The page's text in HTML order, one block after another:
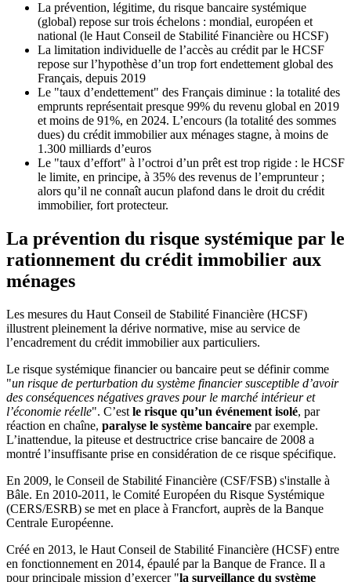
La prévention, légitime, du risque bancaire systémique
(global) repose sur trois échelons : mondial, européen et
national (le Haut Conseil de Stabilité Financière ou HCSF)
La limitation individuelle de l’accès au crédit par le HCSF
repose sur l’hypothèse d’un trop fort endettement global des
Français, depuis 2019
Le "taux d’endettement" des Français diminue : la totalité des
emprunts représentait presque 99% du revenu global en 2019
et moins de 91%, en 2024. L’encours (la totalité des sommes
dues) du crédit immobilier aux ménages stagne, à moins de
1.300 milliards d’euros
Le "taux d’effort" à l’octroi d’un prêt est trop rigide : le HCSF
le limite, en principe, à 35% des revenus de l’emprunteur ;
alors qu’il ne connaît aucun plafond dans le droit du crédit
immobilier, fort protecteur.
La prévention du risque systémique par le
rationnement du crédit immobilier aux
ménages
Les mesures du Haut Conseil de Stabilité Financière (HCSF)
illustrent pleinement la dérive normative, mise au service de
l’encadrement du crédit immobilier aux particuliers.
Le risque systémique financier ou bancaire peut se définir comme
"un risque de perturbation du système financier susceptible d’avoir
des conséquences négatives graves pour le marché intérieur et
l’économie réelle". C’est le risque qu’un événement isolé, par
réaction en chaîne, paralyse le système bancaire par exemple.
L’inattendue, la piteuse et destructrice crise bancaire de 2008 a
montré l’insuffisante prise en considération de ce risque spécifique.
En 2009, le Conseil de Stabilité Financière (CSF/FSB) s'installe à
Bâle. En 2010-2011, le Comité Européen du Risque Systémique
(CERS/ESRB) se met en place à Francfort, auprès de la Banque
Centrale Européenne.
Créé en 2013, le Haut Conseil de Stabilité Financière (HCSF) entre
en fonctionnement en 2014, épaulé par la Banque de France. Il a
pour principale mission d’exercer "la surveillance du système